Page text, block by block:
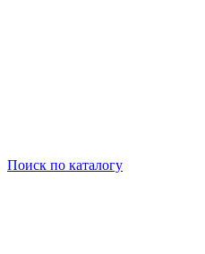
Поиск по каталогу